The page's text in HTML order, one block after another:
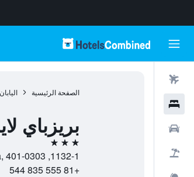
الصفحة الرئيسية اليابان
بريزباي
3 نجوم
1132-1, Azagawa, 401-0303, فوجيكاواجوتشيكو, محافظة ياماناشي, اليابان
+81 555 835 544